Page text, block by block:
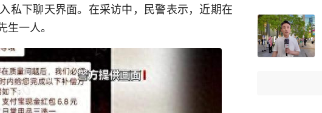
私下聊天界面。在采访中，民警表示，近期在
一人。